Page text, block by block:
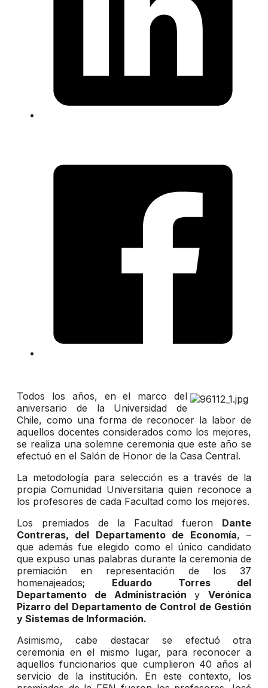
Todos los años, en el marco del
aniversario de la Universidad de
Chile, como una forma de reconocer la labor de
aquellos docentes considerados como los mejores,
se realiza una solemne ceremonia que este año se
efectuó en el Salón de Honor de la Casa Central.
La metodología para selección es a través de la
propia Comunidad Universitaria quien reconoce a
los profesores de cada Facultad como los mejores.
Los premiados de la Facultad fueron Dante
Contreras, del Departamento de Economía, –
que además fue elegido como el único candidato
que expuso unas palabras durante la ceremonia de
premiación en representación de los 37
homenajeados; Eduardo Torres del
Departamento de Administración y Verónica
Pizarro del Departamento de Control de Gestión
y Sistemas de Información.
Asimismo, cabe destacar se efectuó otra
ceremonia en el mismo lugar, para reconocer a
aquellos funcionarios que cumplieron 40 años al
servicio de la institución. En este contexto, los